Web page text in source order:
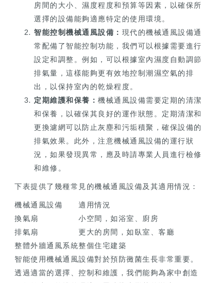
房間的大小、濕度程度和預算等因素，以確保所
選擇的設備能夠適應特定的使用環境。
智能控制機械通風設備： 現代的機械通風設備通
常配備了智能控制功能，我們可以根據需要進行
設定和調整。例如，可以根據室內濕度自動調節
排氣量，這樣能夠更有效地控制潮濕空氣的排
出，以保持室內的乾燥程度。
定期維護和保養： 機械通風設備需要定期的清潔
和保養，以確保其良好的運作狀態。定期清潔和
更換濾網可以防止灰塵和污垢積聚，確保設備的
排氣效果。此外，注意機械通風設備的運行狀
況，如果發現異常，應及時請專業人員進行檢修
和維修。
下表提供了幾種常見的機械通風設備及其適用情況：
機械通風設備
適用情況
換氣扇
小空間，如浴室、廚房
排氣扇
更大的房間，如臥室、客廳
整體外牆通風系統整個住宅建築
智能使用機械通風設備對於預防黴菌生長非常重要。
透過適當的選擇、控制和維護，我們能夠為家中創造